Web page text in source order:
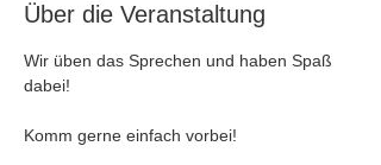
Über die Veranstaltung
Wir üben das Sprechen und haben Spaß
dabei!
Komm gerne einfach vorbei!